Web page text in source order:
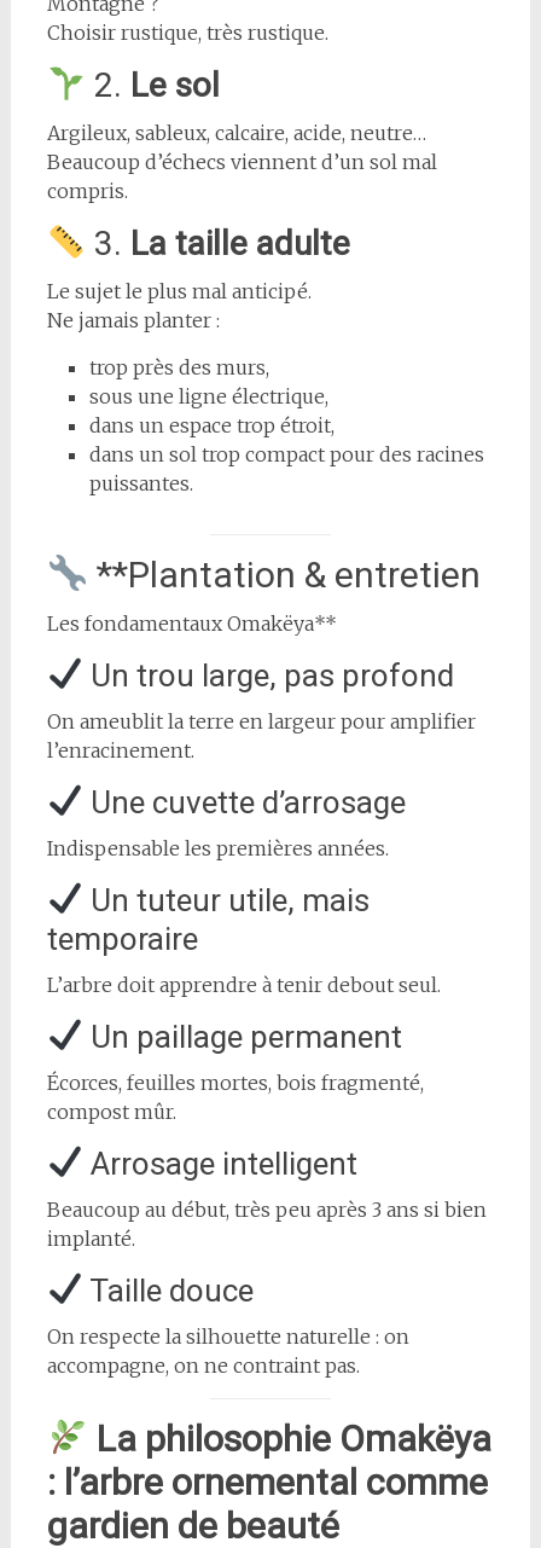
Choisir rustique, très rustique.
2. Le sol
Argileux, sableux, calcaire, acide, neutre…
Beaucoup d’échecs viennent d’un sol mal
compris.
3. La taille adulte
Le sujet le plus mal anticipé.
Ne jamais planter :
trop près des murs,
sous une ligne électrique,
dans un espace trop étroit,
dans un sol trop compact pour des racines
puissantes.
**Plantation & entretien
Les fondamentaux Omakëya**
Un trou large, pas profond
On ameublit la terre en largeur pour amplifier
l’enracinement.
Une cuvette d’arrosage
Indispensable les premières années.
Un tuteur utile, mais
temporaire
L’arbre doit apprendre à tenir debout seul.
Un paillage permanent
Écorces, feuilles mortes, bois fragmenté,
compost mûr.
Arrosage intelligent
Beaucoup au début, très peu après 3 ans si bien
implanté.
Taille douce
On respecte la silhouette naturelle : on
accompagne, on ne contraint pas.
La philosophie Omakëya
: l’arbre ornemental comme
gardien de beauté